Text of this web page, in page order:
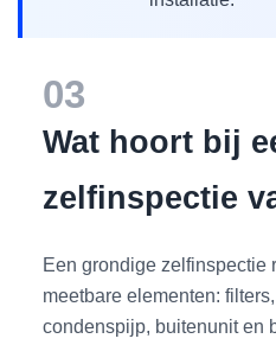
03
Wat hoort bij
zelfinspectie
Een grondige zelfinspectie
meetbare elementen:
condenspijp, buitenunit en